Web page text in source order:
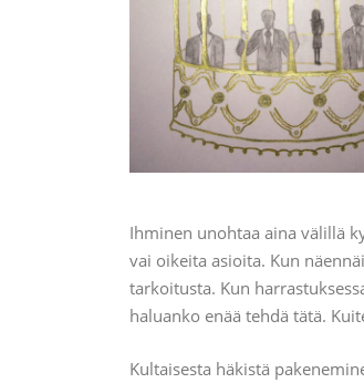
Ihminen unohtaa aina välillä
vai oikeita asioita. Kun
tarkoitusta. Kun
haluanko enää tehdä tätä.
Kultaisesta häkistä